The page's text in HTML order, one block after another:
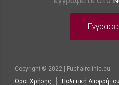
Copyright © 2022 | Fuehairclinic.eu
Όροι Χρήσης
Πολιτική Απορρήτου